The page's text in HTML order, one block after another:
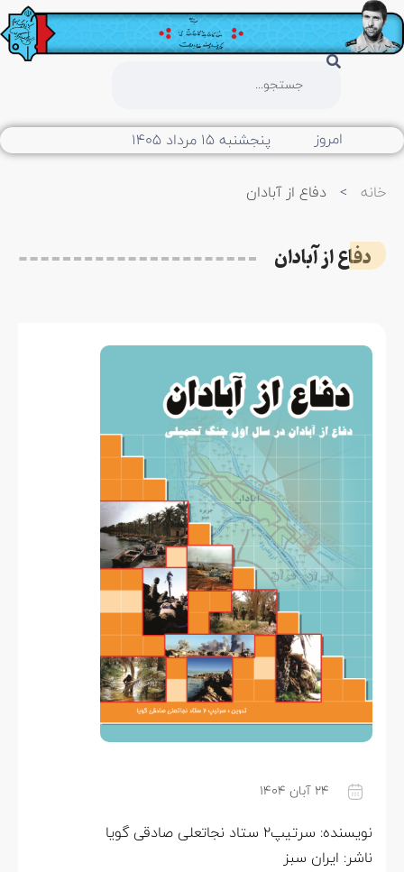
امروز پنجشنبه ۱۵ مرداد ۱۴۰۵
خانه > دفاع از آبادان
دفاع از آبادان
۲۴ آبان ۱۴۰۴
نویسنده: سرتیپ2 ستاد نجاتعلی صادقی گویا
ناشر: ایران سبز